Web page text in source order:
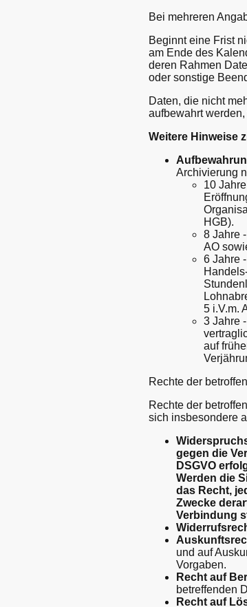
Bei mehreren
Beginnt eine Frist
am Ende des
deren Rahmen
oder sonstige
Daten, die nicht
aufbewahrt
Weitere Hinweise
Archivierung
10
HGB).
8 Jahre
AO
6 Jahre
5 i.V.m.
3 Jahre
auf
Rechte der
Rechte der
sich insbesondere
gegen die
DSGVO
Werden die
das Recht,
Zwecke
Verbindung
und auf
Vorgaben.
Recht auf
betreffenden
Recht auf